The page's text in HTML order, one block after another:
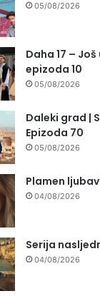
05/08/2026
Daha 17 – Još
epizoda 10
05/08/2026
Daleki grad |
Epizoda 70
05/08/2026
Plamen
04/08/2026
Serija
04/08/2026